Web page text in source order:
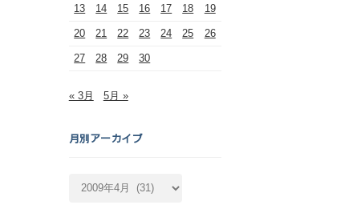
13 14 15 16 17 18 19
20 21 22 23 24 25 26
27 28 29 30
« 3月 5月 »
月別アーカイブ